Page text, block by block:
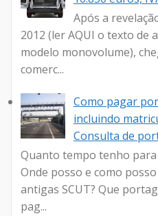
Após a
2012 (ler AQUI o texto de
modelo monovolume),
comerc...
Como pagar
incluindo
Consulta de
Quanto tempo tenho
Onde posso e como
antigas SCUT? Que
pag...